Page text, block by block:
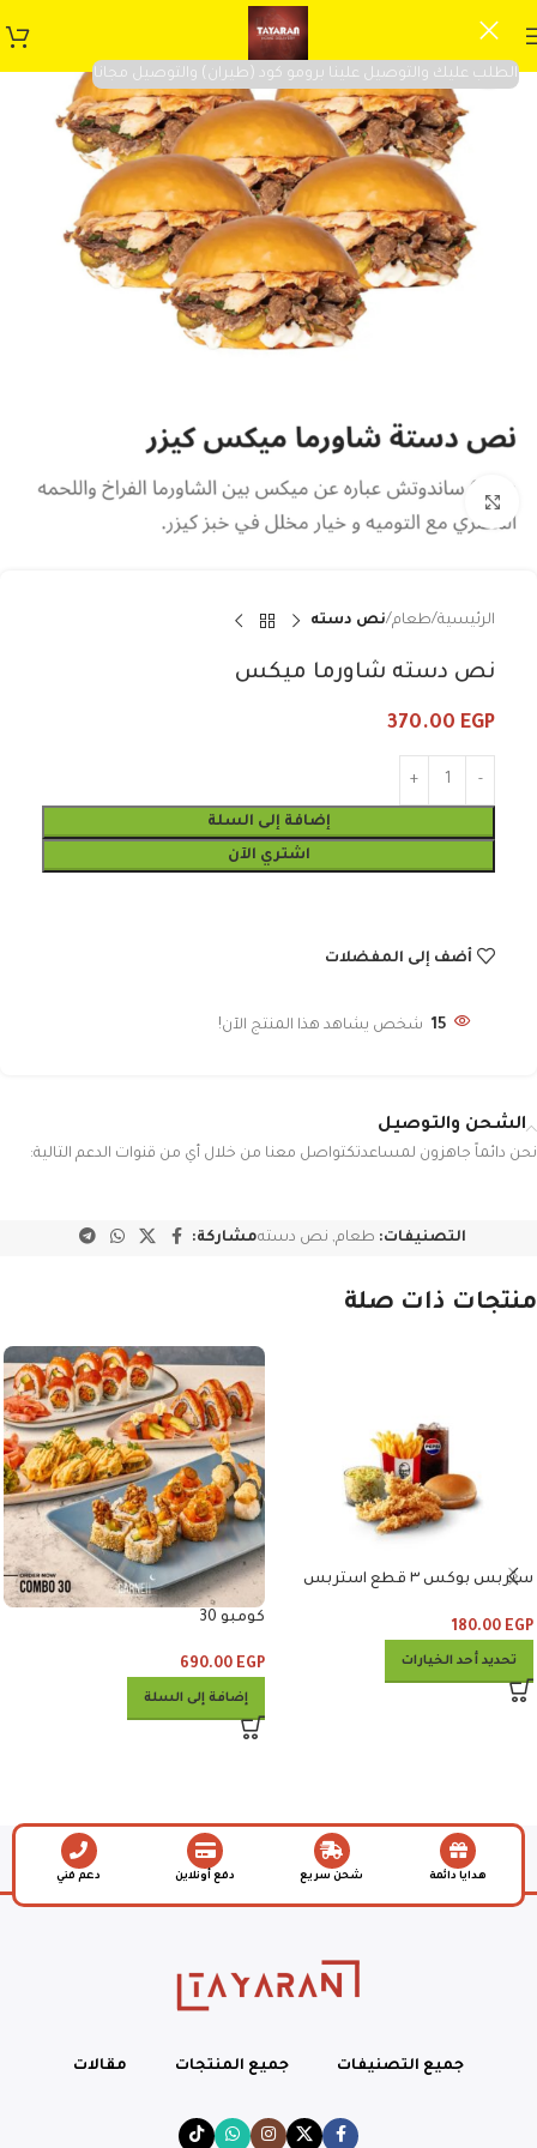
الطلب عليك والتوصيل علينا برومو كود (طيران) والتوصيل مجانا
Click to enlarge
الرئيسية طعام نص دسته
نص دسته شاورما ميكس
370.00 EGP
إضافة إلى السلة
اشتري الآن
أضف إلى المفضلات
15 شخص يشاهد هذا المنتج الآن!
الشحن والتوصيل
نحن دائماً جاهزون لمساعدتكتواصل معنا من خلال أي من قنوات الدعم التالية:
التصنيفات: طعام, نص دستهمشاركة:
منتجات ذات صلة
ستربس بوكس ٣ قطع استربس
180.00 EGP
تحديد أحد الخيارات
كومبو 30
690.00 EGP
إضافة إلى السلة
هدايا دائمة شحن سريع دفع أونلاين دعم فني
جميع التصنيفات جميع المنتجات مقالات